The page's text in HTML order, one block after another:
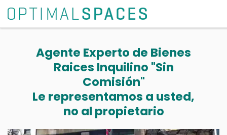
Agente Experto de Bienes
Raices Inquilino "Sin
Comisión"
Le representamos a usted,
no al propietario